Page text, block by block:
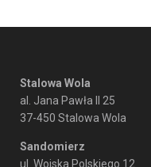
Stalowa Wola
al. Jana Pawła II 25
37-450 Stalowa Wola
Sandomierz
ul. Wojska Polskiego 12